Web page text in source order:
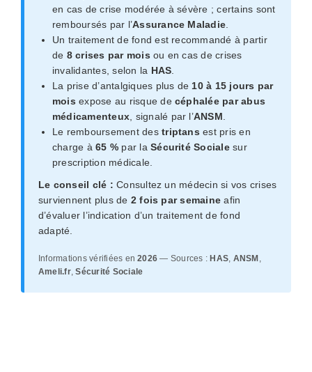
en cas de crise modérée à sévère ; certains sont
remboursés par l’Assurance Maladie
Un traitement de fond est recommandé à partir
de 8 crises par mois ou en cas de crises
invalidantes, selon la HAS
La prise d’antalgiques plus de 10 à 15 jours par
mois expose au risque de céphalée par abus
médicamenteux , signalé par l’ANSM
Le remboursement destriptans est pris en
charge à65 % par laSécurité Socialesur
prescription médicale.
Le conseil clé : Consultez un médecin si vos crises
surviennent plus de 2 fois par semaine afin
d’évaluer l’indication d’un traitement de fond
adapté.
Informations vérifiées en2026 — Sources : HAS, ANSM ,
Ameli.fr,Sécurité Sociale